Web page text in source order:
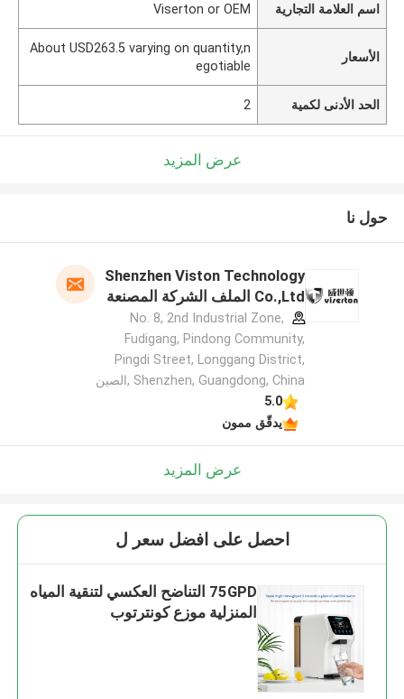
اسم العلامة التجارية Viserton or OEM
الأسعار
About USD263.5 varying on quantity,n
egotiable
الحد الأدنى لكمية 2
عرض المزيد
حول نا
Shenzhen Viston Technology
Co.,Ltd الملف الشركة المصنعة
No. 8, 2nd Industrial Zone,
Fudigang, Pindong Community,
Pingdi Street, Longgang District,
Shenzhen, Guangdong, China ,الصين
5.0
يدقّق ممون
عرض المزيد
احصل على افضل سعر ل
75GPD التناضح العكسي لتنقية المياه
المنزلية موزع كونترتوب